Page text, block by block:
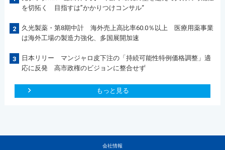
を切拓く 目指すは”かかりつけコンサル“
2
久光製薬・第8期中計 海外売上高比率60.0％以上 医療用薬事業
は海外工場の製造力強化、多国展開加速
3
日本リリー マンジャロ皮下注の「持続可能性特例価格調整」適
応に反発 高市政権のビジョンに整合せず
もっと見る
会社情報